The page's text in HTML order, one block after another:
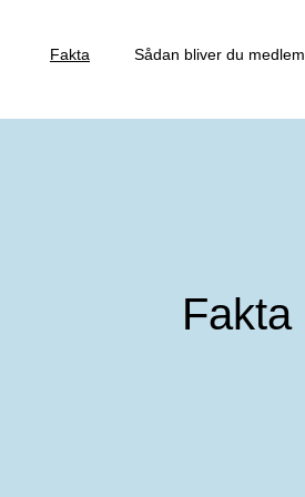
Fakta Sådan bliver du medlem
Fakta